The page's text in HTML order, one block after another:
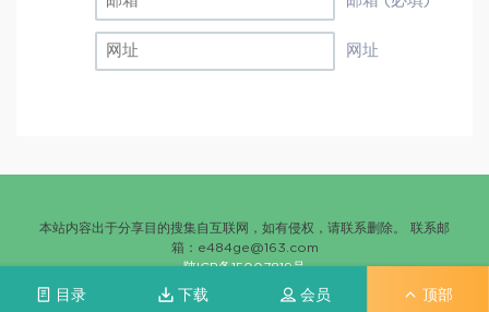
网址
目录 下载 会员 顶部
本站内容出于分享目的搜集自互联网，如有侵权，请联系删除。 联系邮
箱： e484ge@163.com
陕ICP备15007819号